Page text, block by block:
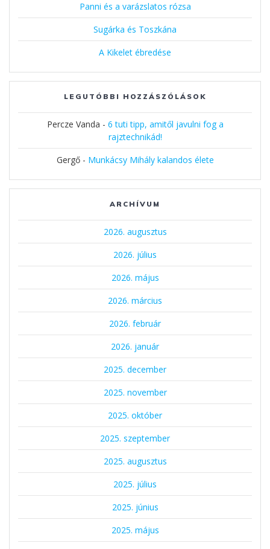
Panni és a varázslatos rózsa
Sugárka és Toszkána
A Kikelet ébredése
LEGUTÓBBI HOZZÁSZÓLÁSOK
Percze Vanda - 6 tuti tipp, amitől javulni fog a
rajztechnikád!
Gergő- Munkácsy Mihály kalandos élete
ARCHÍVUM
2026. augusztus
2026. július
2026. május
2026. március
2026. február
2026. január
2025. december
2025. november
2025. október
2025. szeptember
2025. augusztus
2025. július
2025. június
2025. május